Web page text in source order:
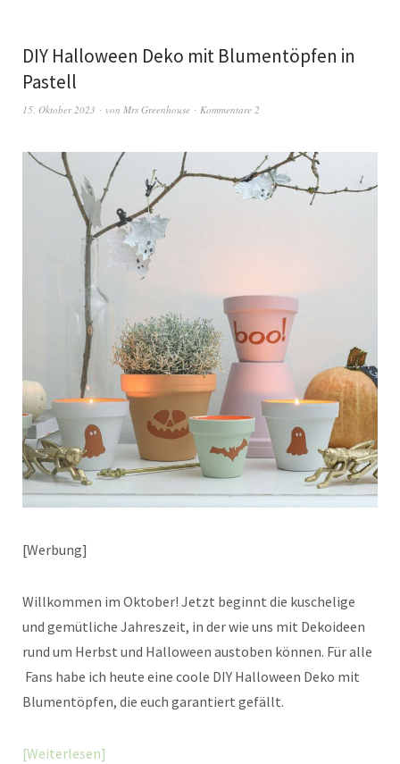
DIY Halloween Deko mit Blumentöpfen in
Pastell
15. Oktober 2023 von Mrs Greenhouse Kommentare 2
[Werbung]
Willkommen im Oktober! Jetzt beginnt die kuschelige
und gemütliche Jahreszeit, in der wie uns mit Dekoideen
rund um Herbst und Halloween austoben können. Für alle
Fans habe ich heute eine coole DIY Halloween Deko mit
Blumentöpfen, die euch garantiert gefällt.
Weiterlesen